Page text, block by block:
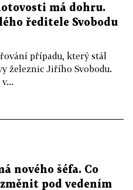
má dohru.
ředitele Svobodu
případu, který stál
železnic Jiřího Svobodu.
nového šéfa. Co
pod vedením